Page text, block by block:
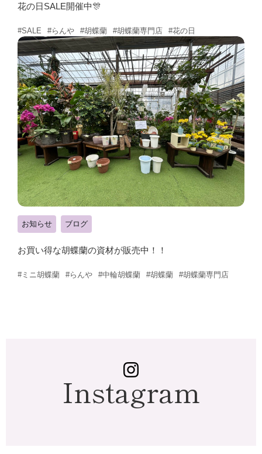
花の日SALE開催中🎊
#SALE #らんや #胡蝶蘭 #胡蝶蘭専門店 #花の日
お知らせ ブログ
お買い得な胡蝶蘭の資材が販売中！！
#ミニ胡蝶蘭 #らんや #中輪胡蝶蘭 #胡蝶蘭 #胡蝶蘭専門店
Instagram